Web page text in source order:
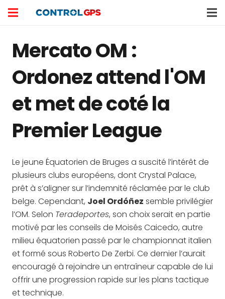
Mercato OM :
Ordonez attend l'OM
et met de coté la
Premier League
Le jeune Équatorien de Bruges a suscité l’intérêt de
plusieurs clubs européens, dont Crystal Palace,
prêt à s’aligner sur l’indemnité réclamée par le club
belge. Cependant, Joel Ordóñez semble privilégier
l’OM. Selon Teradeportes, son choix serait en partie
motivé par les conseils de Moisés Caicedo, autre
milieu équatorien passé par le championnat italien
et formé sous Roberto De Zerbi. Ce dernier l’aurait
encouragé à rejoindre un entraîneur capable de lui
offrir une progression rapide sur les plans tactique
et technique.